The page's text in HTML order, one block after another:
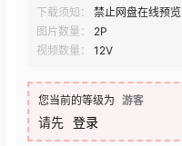
下载须知：
禁止网盘在线预览
图片数量：
2P
视频数量：
12V
您当前的等级为 游客
请先 登录